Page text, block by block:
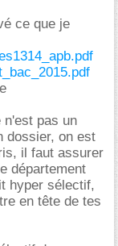
ce que je
n'est pas un
dossier, on est
il faut assurer
département
hyper sélectif,
en tête de tes